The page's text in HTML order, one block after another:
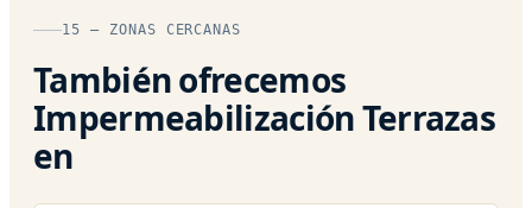
15 — ZONAS CERCANAS
También ofrecemos
Impermeabilización Terrazas
en